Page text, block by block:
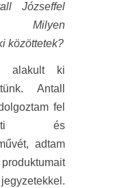
Józseffel
Milyen
közöttetek?
alakult ki
Antall
fel
és
adtam